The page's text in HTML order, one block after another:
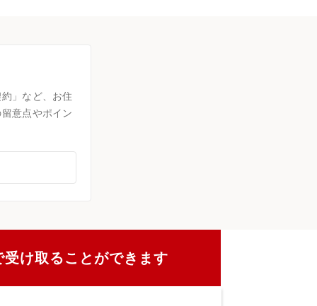
」など、お住
意点やポイン
け取ることができます